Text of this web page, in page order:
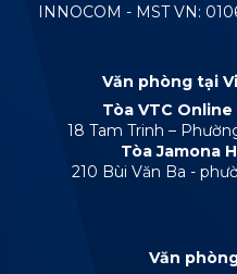
INNOCOM - MST VN:
Văn phòng tại
Tòa VTC Online
18 Tam Trinh –
Tòa Jamona
210 Bùi Văn Ba -
Văn